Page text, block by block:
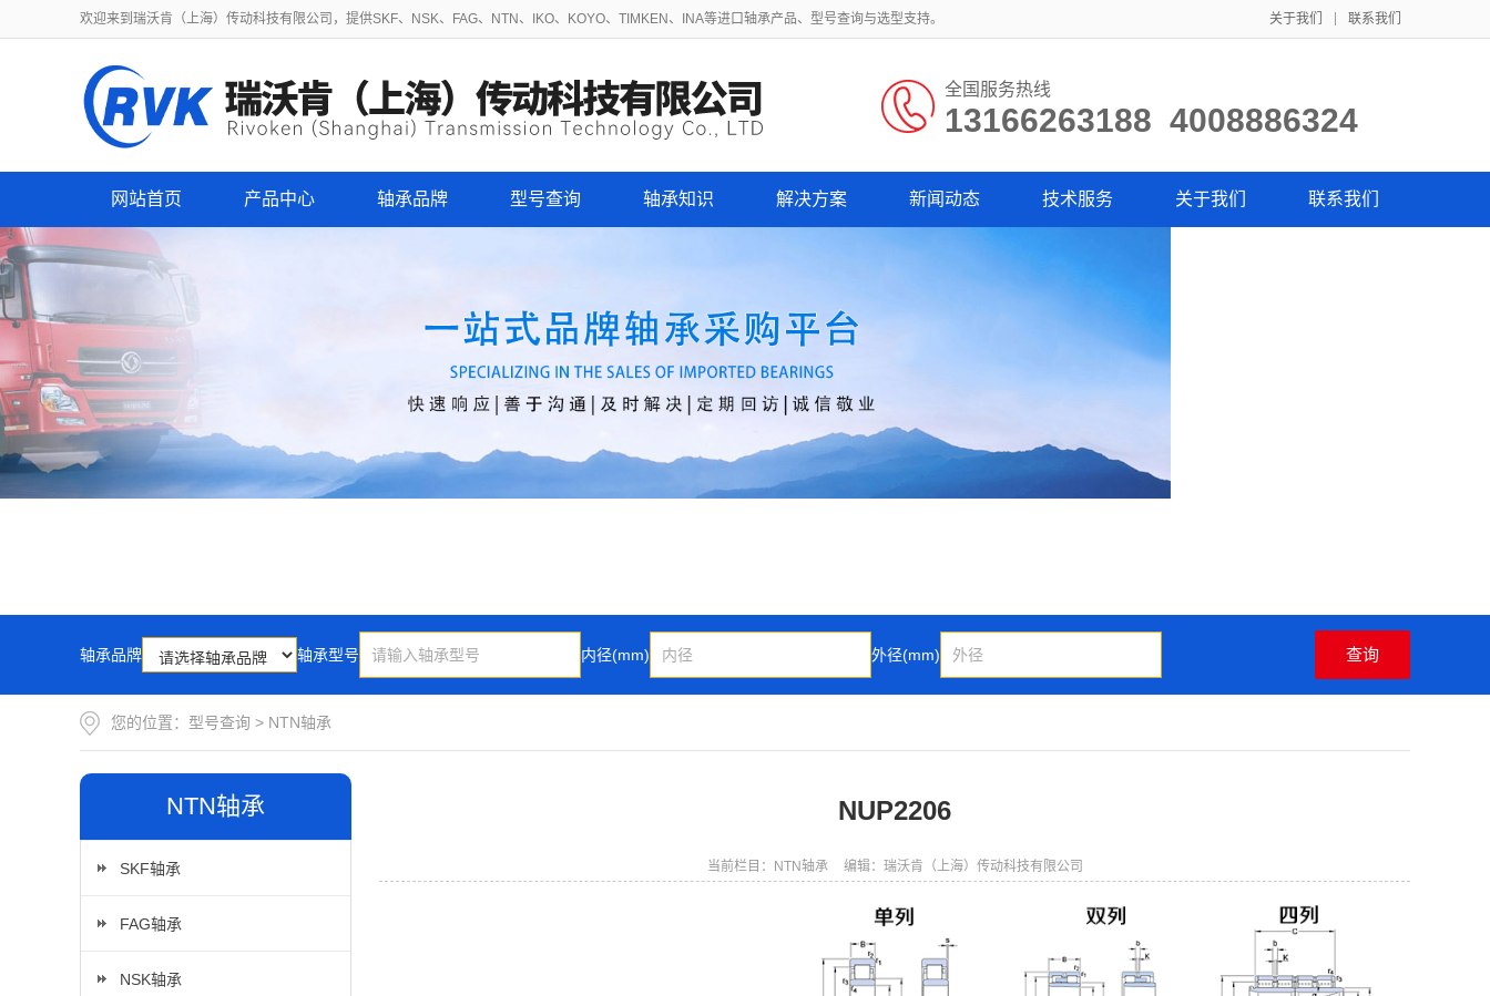
欢迎来到瑞沃肯（上海）传动科技有限公司，提供SKF、NSK、FAG、NTN、IKO、KOYO、TIMKEN、INA等进口轴承产品、型号查询与选型支持。 关于我们 联系我们
全国服务热线
13166263188 4008886324
网站首页 产品中心 轴承品牌 型号查询 轴承知识 解决方案 新闻动态 技术服务 关于我们 联系我们
轴承品牌 轴承型号 内径(mm) 外径(mm)
您的位置： 型号查询 > NTN轴承
NTN轴承
SKF轴承
FAG轴承
NSK轴承
NUP2206
当前栏目：NTN轴承 编辑：瑞沃肯（上海）传动科技有限公司